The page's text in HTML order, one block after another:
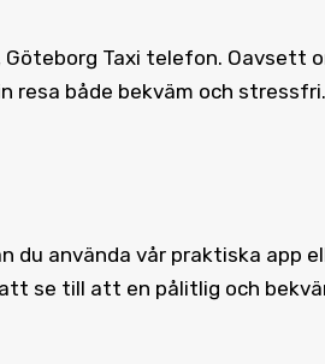
Taxi telefon. Oavsett
resa både bekväm och
du använda vår praktiska app
se till att en pålitlig och